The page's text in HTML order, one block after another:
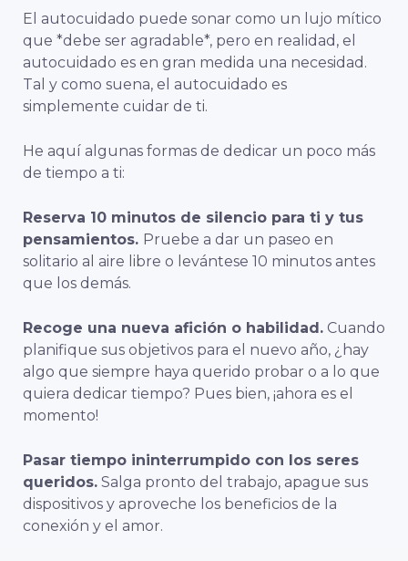
El autocuidado puede sonar como un lujo mítico
que *debe ser agradable*, pero en realidad, el
autocuidado es en gran medida una necesidad.
Tal y como suena, el autocuidado es
simplemente cuidar de ti.
He aquí algunas formas de dedicar un poco más
de tiempo a ti:
Reserva 10 minutos de silencio para ti y tus
pensamientos. Pruebe a dar un paseo en
solitario al aire libre o levántese 10 minutos antes
que los demás.
Recoge una nueva afición o habilidad. Cuando
planifique sus objetivos para el nuevo año, ¿hay
algo que siempre haya querido probar o a lo que
quiera dedicar tiempo? Pues bien, ¡ahora es el
momento!
Pasar tiempo ininterrumpido con los seres
queridos. Salga pronto del trabajo, apague sus
dispositivos y aproveche los beneficios de la
conexión y el amor.